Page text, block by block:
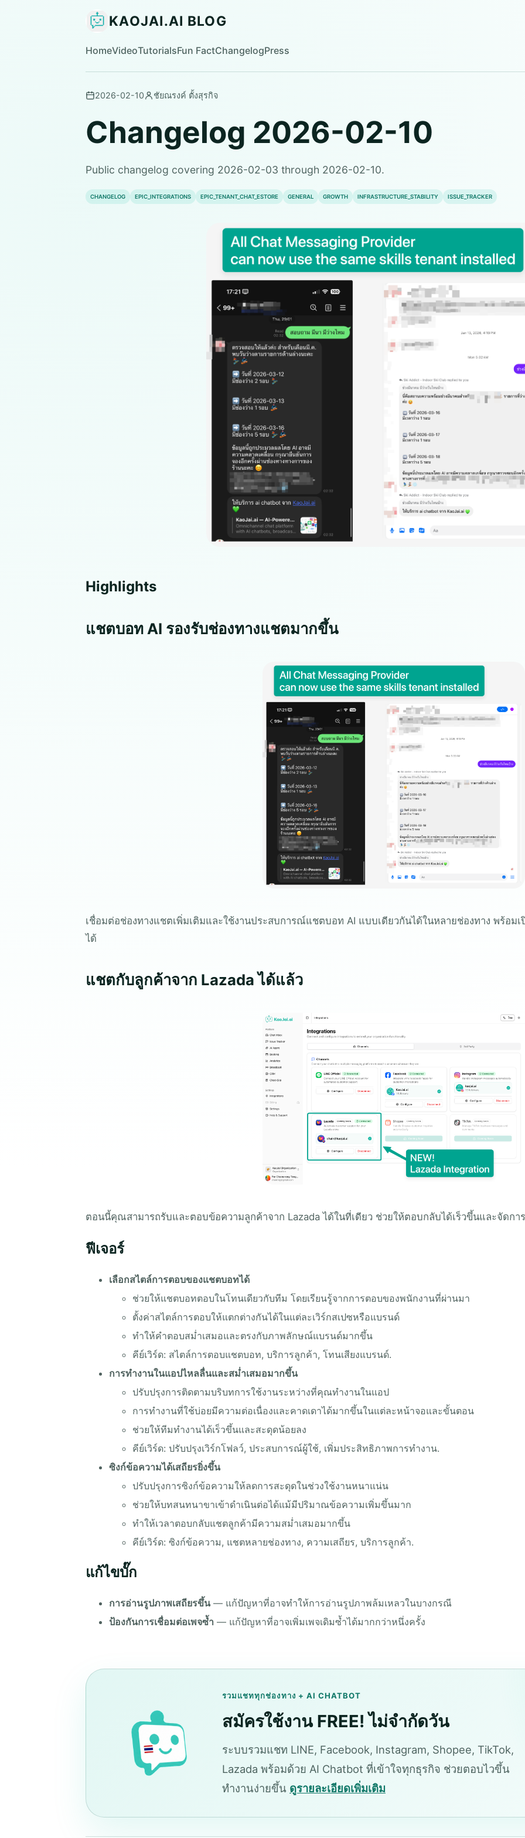
KAOJAI.AI BLOG
HomeVideoTutorialsFun FactChangelogPress
2026-02-10 ชัยณรงค์ ตั้งสุรกิจ
Changelog 2026-02-10
Public changelog covering 2026-02-03 through 2026-02-10.
CHANGELOG EPIC_INTEGRATIONS EPIC_TENANT_CHAT_ESTORE GENERAL GROWTH INFRASTRUCTURE_STABILITY ISSUE_TRACKER
Highlights
แชตบอท AI รองรับช่องทางแชตมากขึ้น
เชื่อมต่อช่องทางแชตเพิ่มเติมและใช้งานประสบการณ์แชตบอท AI แบบเดียวกันได้ในหลายช่องทาง พร้อม
ได้
แชตกับลูกค้าจาก Lazada ได้แล้ว
ตอนนี้คุณสามารถรับและตอบข้อความลูกค้าจาก Lazada ได้ในที่เดียว ช่วยให้ตอบกลับได้เร็วขึ้นและจัดกา
ฟีเจอร์
เลือกสไตล์การตอบของแชตบอทได้
ช่วยให้แชตบอทตอบในโทนเดียวกับทีม โดยเรียนรู้จากการตอบของพนักงานที่ผ่านมา
ตั้งค่าสไตล์การตอบให้แตกต่างกันได้ในแต่ละเวิร์กสเปซหรือแบรนด์
ทำให้คำตอบสม่ำเสมอและตรงกับภาพลักษณ์แบรนด์มากขึ้น
คีย์เวิร์ด: สไตล์การตอบแชตบอท, บริการลูกค้า, โทนเสียงแบรนด์.
การทำงานในแอปไหลลื่นและสม่ำเสมอมากขึ้น
ปรับปรุงการติดตามบริบทการใช้งานระหว่างที่คุณทำงานในแอป
การทำงานที่ใช้บ่อยมีความต่อเนื่องและคาดเดาได้มากขึ้นในแต่ละหน้าจอและขั้นตอน
ช่วยให้ทีมทำงานได้เร็วขึ้นและสะดุดน้อยลง
คีย์เวิร์ด: ปรับปรุงเวิร์กโฟลว์, ประสบการณ์ผู้ใช้, เพิ่มประสิทธิภาพการทำงาน.
ซิงก์ข้อความได้เสถียรยิ่งขึ้น
ปรับปรุงการซิงก์ข้อความให้ลดการสะดุดในช่วงใช้งานหนาแน่น
ช่วยให้บทสนทนาขาเข้าดำเนินต่อได้แม้มีปริมาณข้อความเพิ่มขึ้นมาก
ทำให้เวลาตอบกลับแชตลูกค้ามีความสม่ำเสมอมากขึ้น
คีย์เวิร์ด: ซิงก์ข้อความ, แชตหลายช่องทาง, ความเสถียร, บริการลูกค้า.
แก้ไขบั๊ก
การอ่านรูปภาพเสถียรขึ้น— แก้ปัญหาที่อาจทำให้การอ่านรูปภาพล้มเหลวในบางกรณี
ป้องกันการเชื่อมต่อเพจซ้ำ — แก้ปัญหาที่อาจเพิ่มเพจเดิมซ้ำได้มากกว่าหนึ่งครั้ง
รวมแชททุกช่องทาง + AI CHATBOT
สมัครใช้งาน FREE! ไม่จำกัดวัน
ระบบรวมแชท LINE, Facebook, Instagram, Shopee, TikTok,
Lazada พร้อมด้วย AI Chatbot ที่เข้าใจทุกธุรกิจ ช่วยตอบไวขึ้น
ทำงานง่ายขึ้น ดูรายละเอียดเพิ่มเติม